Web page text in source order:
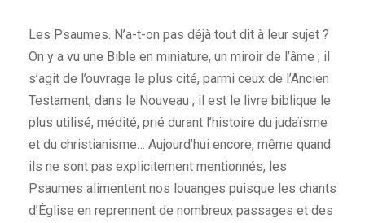
Les Psaumes. N’a-t-on pas déjà tout dit à leur sujet ?
On y a vu une Bible en miniature, un miroir de l’âme ; il
s’agit de l’ouvrage le plus cité, parmi ceux de l’Ancien
Testament, dans le Nouveau ; il est le livre biblique le
plus utilisé, médité, prié durant l’histoire du judaïsme
et du christianisme… Aujourd’hui encore, même quand
ils ne sont pas explicitement mentionnés, les
Psaumes alimentent nos louanges puisque les chants
d’Église en reprennent de nombreux passages et des